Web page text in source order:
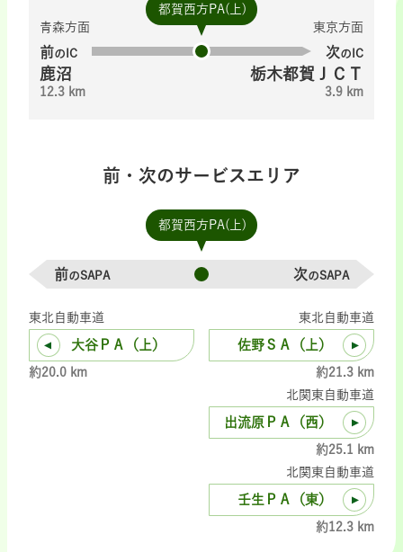
都賀西方PA(上)
青森方面
前のIC
鹿沼
12.3 km
東京方面
次のIC
栃木都賀ＪＣＴ
3.9 km
前・次のサービスエリア
都賀西方PA(上)
前のSAPA 次のSAPA
東北自動車道
大谷ＰＡ（上）
約20.0 km
東北自動車道
佐野ＳＡ（上）
約21.3 km
北関東自動車道
出流原ＰＡ（西）
約25.1 km
北関東自動車道
壬生ＰＡ（東）
約12.3 km